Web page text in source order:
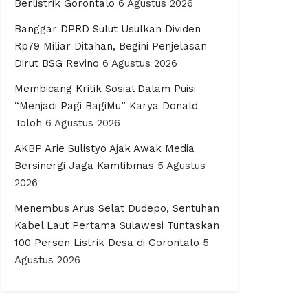
Berlistrik Gorontalo 6 Agustus 2026
Banggar DPRD Sulut Usulkan Dividen
Rp79 Miliar Ditahan, Begini Penjelasan
Dirut BSG Revino 6 Agustus 2026
Membicang Kritik Sosial Dalam Puisi
“Menjadi Pagi BagiMu” Karya Donald
Toloh 6 Agustus 2026
AKBP Arie Sulistyo Ajak Awak Media
Bersinergi Jaga Kamtibmas 5 Agustus
2026
Menembus Arus Selat Dudepo, Sentuhan
Kabel Laut Pertama Sulawesi Tuntaskan
100 Persen Listrik Desa di Gorontalo 5
Agustus 2026